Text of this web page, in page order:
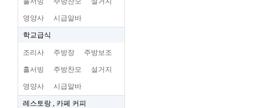
영양사 시급알바
학교급식
조리사 주방장 주방보조
홀서빙 주방찬모 설거지
영양사 시급알바
레스토랑 , 카페 커피